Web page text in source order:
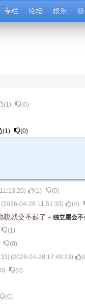
专栏 论坛 娱乐
(1) (0)
(1) (0)
) (1) (0)
(2026-04-28 11:51:33) (4)
税就交不起了 - 独立屋会不
(1)
(0)
] (2026-04-28 17:49:23) (
0) (0)
(0)